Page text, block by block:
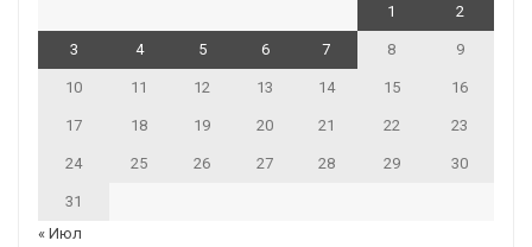
1 2
3 4 5 6 7 8 9
10 11 12 13 14 15 16
17 18 19 20 21 22 23
24 25 26 27 28 29 30
31
« Июл